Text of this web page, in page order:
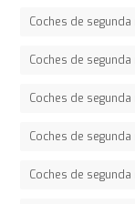
Coches de
Coches de
Coches de
Coches de
Coches de